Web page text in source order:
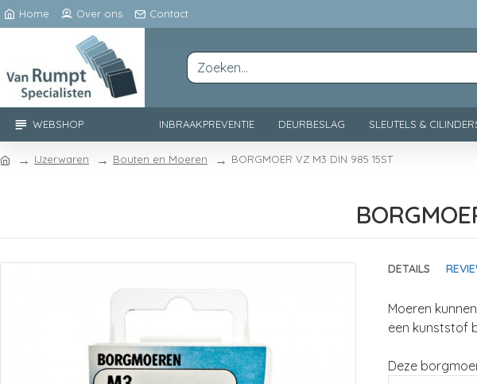
Home Over ons Contact
WEBSHOP INBRAAKPREVENTIE DEURBESLAG SLEUTELS &
IJzerwaren Bouten en Moeren BORGMOER VZ M3 DIN 985 15ST
DETAILS
Moeren
een kunststof
Deze